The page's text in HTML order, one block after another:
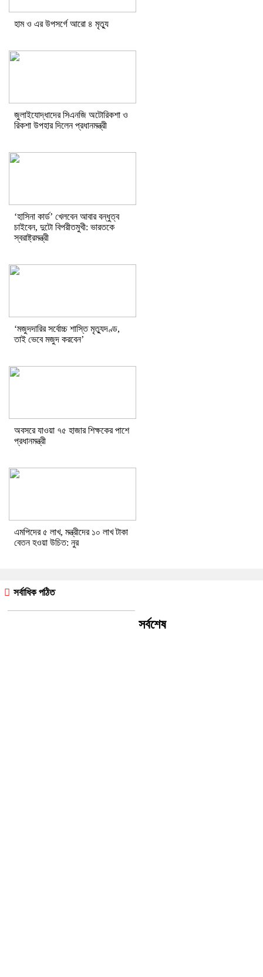
হাম ও এর উপসর্গে আরো ৪ মৃত্যু
জুলাইযোদ্ধাদের সিএনজি অটোরিকশা ও
রিকশা উপহার দিলেন প্রধানমন্ত্রী
‘হাসিনা কার্ড’ খেলবেন আবার বন্ধুত্ব
চাইবেন, দুটো বিপরীতমুখী: ভারতকে
স্বরাষ্ট্রমন্ত্রী
‘মজুদদারির সর্বোচ্চ শাস্তি মৃত্যুদণ্ড,
তাই ভেবে মজুদ করবেন’
অবসরে যাওয়া ৭৫ হাজার শিক্ষকের পাশে
প্রধানমন্ত্রী
এমপিদের ৫ লাখ, মন্ত্রীদের ১০ লাখ টাকা
বেতন হওয়া উচিত: নুর
সর্বাধিক পঠিত
সর্বশেষ